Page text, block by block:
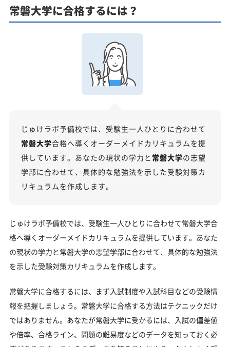
常磐大学受験専門のオンライン家庭教師「いつでも
クイック指導」もご用意
【2027年度】大学入学共通テスト対策！2026年度
2026年度共通テストの総括：難関大志望者には厳しい戦
科目別分析と最新トレンド
常磐大学の総合型選抜入試対策も万全
常磐大学総合型選抜入試の主な対策内容
常磐大学の受験情報
入試方式と学部別受験情報
常磐大学の入試難易度
常磐大学のキャンパス
「常磐大学に受かる気がしない」とやる気をなくし
受験勉強を始めるのが遅くても常磐大学に合格でき
る？
大学受験対策いつから始める？学年・時期別の勉強
のポイント
常磐大学に合格するには？
じゅけラボ予備校では、受験生一人ひとりに合わせて
常磐大学合格へ導くオーダーメイドカリキュラムを提
供しています。あなたの現状の学力と常磐大学の志望
学部に合わせて、具体的な勉強法を示した受験対策カ
リキュラムを作成します。
じゅけラボ予備校では、受験生一人ひとりに合わせて常磐大学合
格へ導くオーダーメイドカリキュラムを提供しています。あなた
の現状の学力と常磐大学の志望学部に合わせて、具体的な勉強法
を示した受験対策カリキュラムを作成します。
常磐大学に合格するには、まず入試制度や入試科目などの受験情
報を把握しましょう。常磐大学に合格する方法はテクニックだけ
ではありません。あなたが常磐大学に受かるには、入試の偏差値
や倍率、合格ライン、問題の難易度などのデータを知っておく必